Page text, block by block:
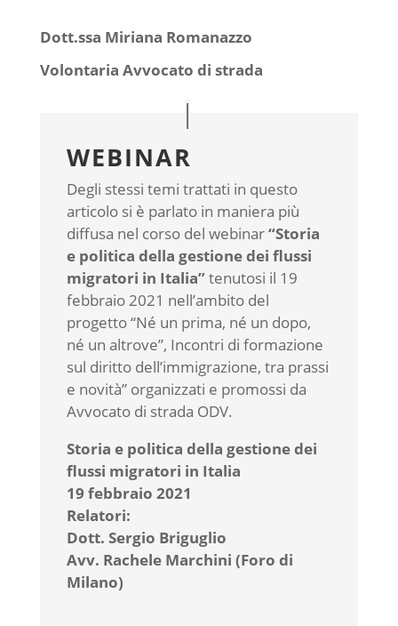
Dott.ssa Miriana Romanazzo
Volontaria Avvocato di strada
WEBINAR
Degli stessi temi trattati in questo
articolo si è parlato in maniera più
diffusa nel corso del webinar“Storia
e politica della gestione dei flussi
migratori in Italia”tenutosi il 19
febbraio 2021 nell’ambito del
progetto “Né un prima, né un dopo,
né un altrove”, Incontri di formazione
sul diritto dell’immigrazione, tra prassi
e novità” organizzati e promossi da
Avvocato di strada ODV.
Storia e politica della gestione dei
flussi migratori in Italia
19 febbraio 2021
Relatori:
Dott. Sergio Briguglio
Avv. Rachele Marchini (Foro di
Milano)